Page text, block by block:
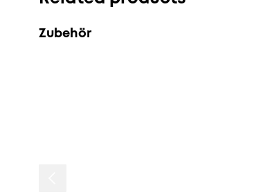
Zubehör